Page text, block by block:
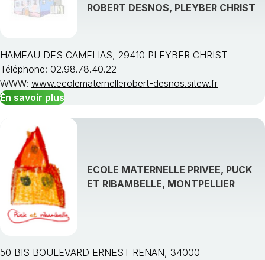
ROBERT DESNOS, PLEYBER CHRIST
HAMEAU DES CAMELIAS, 29410 PLEYBER CHRIST
Téléphone: 02.98.78.40.22
WWW: www.ecolematernellerobert-desnos.sitew.fr
En savoir plus
ECOLE MATERNELLE PRIVEE, PUCK
ET RIBAMBELLE, MONTPELLIER
50 BIS BOULEVARD ERNEST RENAN, 34000